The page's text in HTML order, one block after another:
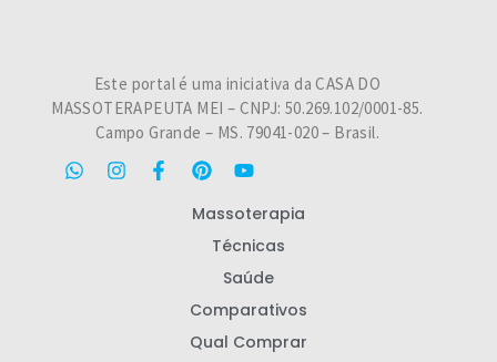
Este portal é uma iniciativa da CASA DO
MASSOTERAPEUTA MEI – CNPJ: 50.269.102/0001-85.
Campo Grande – MS. 79041-020 – Brasil.
Massoterapia
Técnicas
Saúde
Comparativos
Qual Comprar